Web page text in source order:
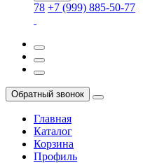
78 +7 (999) 885-50-77
Обратный звонок
Главная
Каталог
Корзина
Профиль